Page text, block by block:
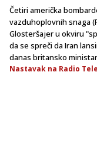
Četiri američka
vazduhoplovnih snaga
Glosteršajer u okviru
da se spreči da Iran
danas britansko
Nastavak na Radio